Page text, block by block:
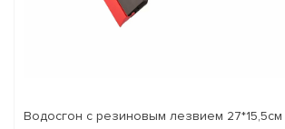
Водосгон с резиновым лезвием 27*15,5см